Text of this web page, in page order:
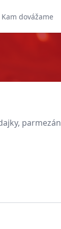
Kam dovážame
parmezán